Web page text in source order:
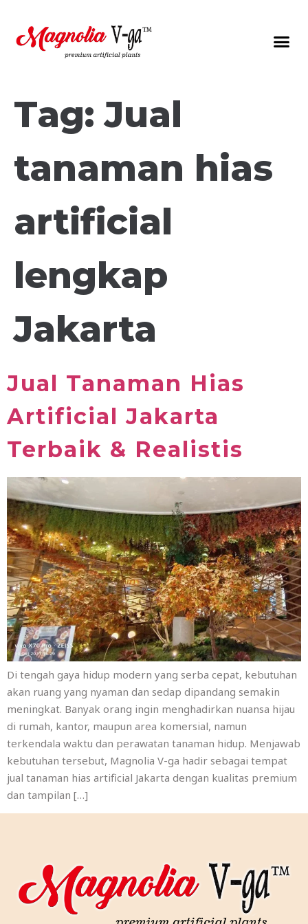
Tag:Jual
tanaman hias
artificial
lengkap
Jakarta
Jual Tanaman Hias
Artificial Jakarta
Terbaik & Realistis
Di tengah gaya hidup modern yang serba cepat, kebutuhan
akan ruang yang nyaman dan sedap dipandang semakin
meningkat. Banyak orang ingin menghadirkan nuansa hijau
di rumah, kantor, maupun area komersial, namun
terkendala waktu dan perawatan tanaman hidup. Menjawab
kebutuhan tersebut, Magnolia V-ga hadir sebagai tempat
jual tanaman hias artificial Jakarta dengan kualitas premium
dan tampilan […]